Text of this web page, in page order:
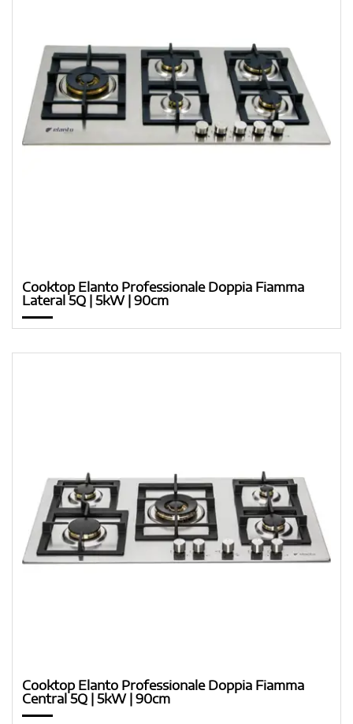
Cooktop Elanto Professionale Doppia Fiamma
Lateral 5Q | 5kW | 90cm
Cooktop Elanto Professionale Doppia Fiamma
Central 5Q | 5kW | 90cm